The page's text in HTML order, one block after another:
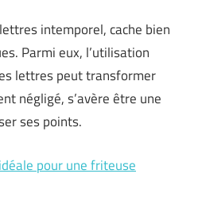
intemporel, cache bien
Parmi eux, l’utilisation
lettres peut transformer
négligé, s’avère être une
ses points.
pour une friteuse